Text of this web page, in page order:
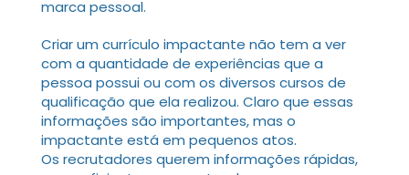
marca pessoal.
Criar um currículo impactante não tem a ver
com a quantidade de experiências que a
pessoa possui ou com os diversos cursos de
qualificação que ela realizou. Claro que essas
informações são importantes, mas o
impactante está em pequenos atos.
Os recrutadores querem informações rápidas,